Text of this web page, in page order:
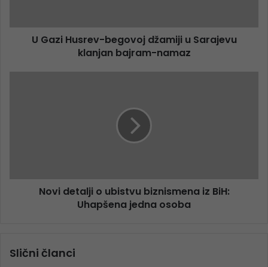
U Gazi Husrev-begovoj džamiji u Sarajevu
klanjan bajram-namaz
Novi detalji o ubistvu biznismena iz BiH:
Uhapšena jedna osoba
Slični članci